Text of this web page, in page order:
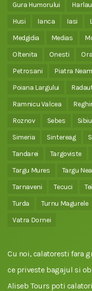
Gura Humorului
Harlau
Husi
Ianca Iasi
Medgidia
Medias
Oltenita
Onesti
Petrosani
Piatra
Poiana Largului
Ramnicu Valcea
Roznov
Sebes Sibiu
Simeria
Sintereag
Tandarei
Targoviste
Targu Mures
Targu
Tarnaveni
Tecuci
Turda
Turnu Magurele
Vatra Dornei
Cu noi, calatoresti fara
ce priveste bagajul si
Aliseb Tours poti